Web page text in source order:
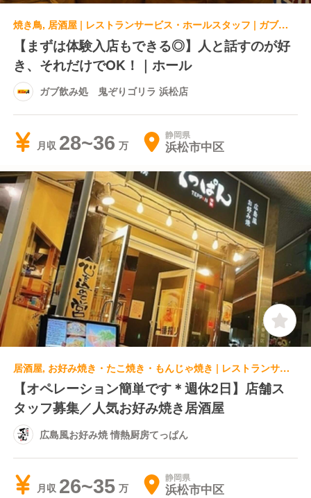
焼き鳥, 居酒屋 | レストランサービス・ホールスタッフ | ガブ飲み処 鬼ぞりゴリラ 浜松店
【まずは体験入店もできる◎】人と話すのが好
き、それだけでOK！｜ホール
ガブ飲み処 鬼ぞりゴリラ 浜松店
月収 28~36 静岡県
浜松市中区
居酒屋, お好み焼き・たこ焼き・もんじゃ焼き | レストランサービス・ホールスタッフ | 広島風お好み焼 情熱厨房てっぱん
【オペレーション簡単です＊週休2日】店舗ス
タッフ募集／人気お好み焼き居酒屋
広島風お好み焼 情熱厨房てっぱん
月収 26~35 静岡県
浜松市中区